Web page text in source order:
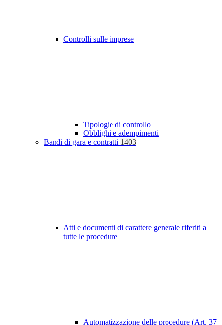
Controlli sulle imprese
Tipologie di controllo
Obblighi e adempimenti
Bandi di gara e contratti 1403
Atti e documenti di carattere generale riferiti a
tutte le procedure
Automatizzazione delle procedure (Art. 37